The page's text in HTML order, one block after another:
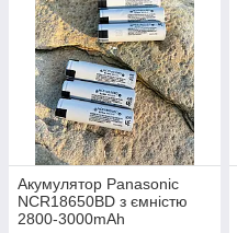
Акумулятор Panasonic
NCR18650BD з ємністю
2800-3000mAh